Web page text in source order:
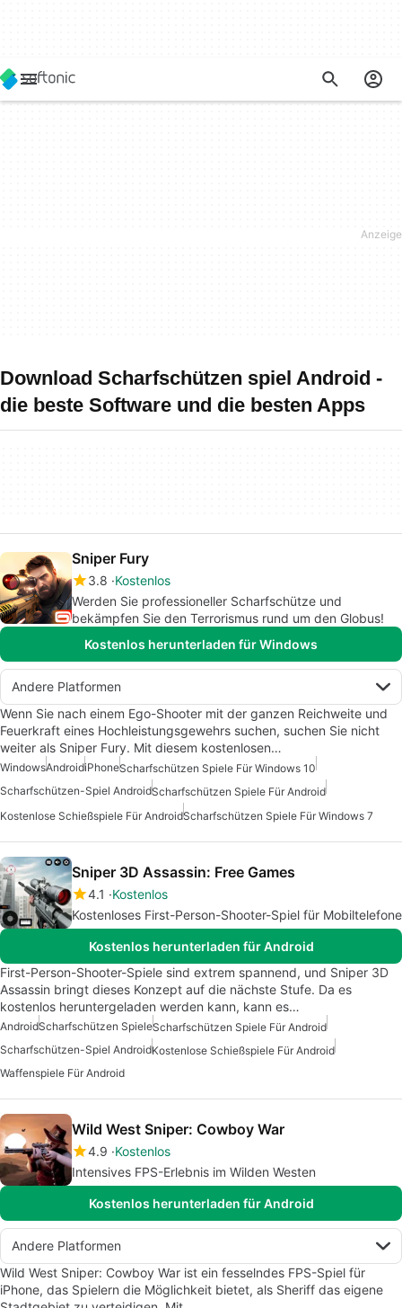
Download Scharfschützen spiel Android -
die beste Software und die besten Apps
Sniper Fury
3.8 Kostenlos
Werden Sie professioneller Scharfschütze und
bekämpfen Sie den Terrorismus rund um den Globus!
Kostenlos herunterladen für Windows
Andere Platformen
Wenn Sie nach einem Ego-Shooter mit der ganzen Reichweite und
Feuerkraft eines Hochleistungsgewehrs suchen, suchen Sie nicht
weiter als Sniper Fury. Mit diesem kostenlosen…
WindowsAndroidiPhoneScharfschützen Spiele Für Windows 10
Scharfschützen-Spiel AndroidScharfschützen Spiele Für Android
Kostenlose Schießspiele Für AndroidScharfschützen Spiele Für Windows 7
Sniper 3D Assassin: Free Games
4.1
Kostenlos
Kostenloses First-Person-Shooter-Spiel für Mobiltelefone
Kostenlos herunterladen für Android
First-Person-Shooter-Spiele sind extrem spannend, und Sniper 3D
Assassin bringt dieses Konzept auf die nächste Stufe. Da es
kostenlos heruntergeladen werden kann, kann es…
AndroidScharfschützen SpieleScharfschützen Spiele Für Android
Scharfschützen-Spiel AndroidKostenlose Schießspiele Für Android
Waffenspiele Für Android
Wild West Sniper: Cowboy War
4.9 Kostenlos
Intensives FPS-Erlebnis im Wilden Westen
Kostenlos herunterladen für Android
Andere Platformen
Wild West Sniper: Cowboy War ist ein fesselndes FPS-Spiel für
iPhone, das Spielern die Möglichkeit bietet, als Sheriff das eigene